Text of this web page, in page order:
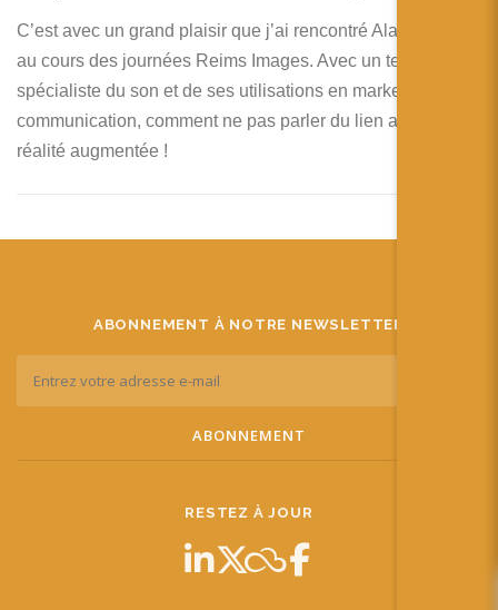
C’est avec un grand plaisir que j’ai rencontré Alain Goudey
au cours des journées Reims Images. Avec un tel
spécialiste du son et de ses utilisations en marketing et
communication, comment ne pas parler du lien avec la
réalité augmentée !
ABONNEMENT À NOTRE NEWSLETTER
RESTEZ À JOUR